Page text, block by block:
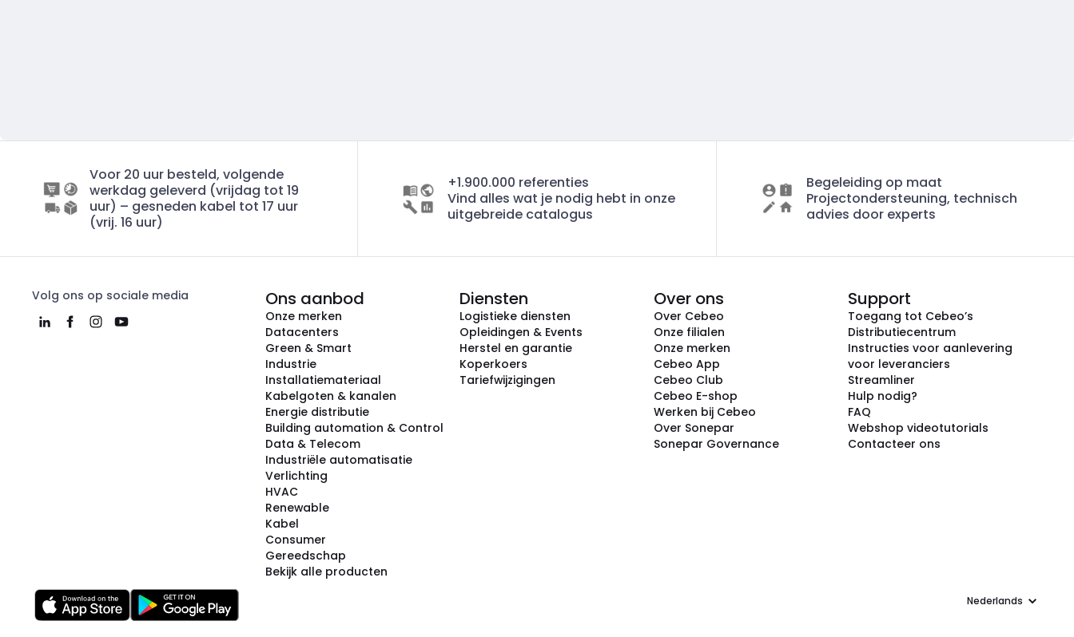
Voor 20 uur besteld, volgende
werkdag geleverd (vrijdag tot 19
uur) – gesneden kabel tot 17 uur
(vrij. 16 uur)
+1.900.000 referenties
Vind alles wat je nodig hebt in onze
uitgebreide catalogus
Begeleiding op maat
Projectondersteuning, technisch
advies door experts
Volg ons op sociale media Ons aanbod
Onze merken
Datacenters
Green & Smart
Industrie
Installatiemateriaal
Kabelgoten & kanalen
Energie distributie
Building automation & Control
Data & Telecom
Industriële automatisatie
Verlichting
HVAC
Renewable
Kabel
Consumer
Gereedschap
Bekijk alle producten
Diensten
Logistieke diensten
Opleidingen & Events
Herstel en garantie
Koperkoers
Tariefwijzigingen
Over ons
Over Cebeo
Onze filialen
Onze merken
Cebeo App
Cebeo Club
Cebeo E-shop
Werken bij Cebeo
Over Sonepar
Sonepar Governance
Support
Toegang tot Cebeo’s
Distributiecentrum
Instructies voor aanlevering
voor leveranciers
Streamliner
Hulp nodig?
FAQ
Webshop videotutorials
Contacteer ons
Taal